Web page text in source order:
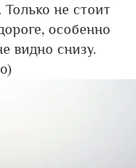
Только не стоит
особенно
видно снизу.